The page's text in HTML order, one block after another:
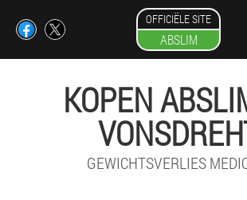
OFFICIËLE SITE
ABSLIM
KOPEN
GEWICHTSVERLIES